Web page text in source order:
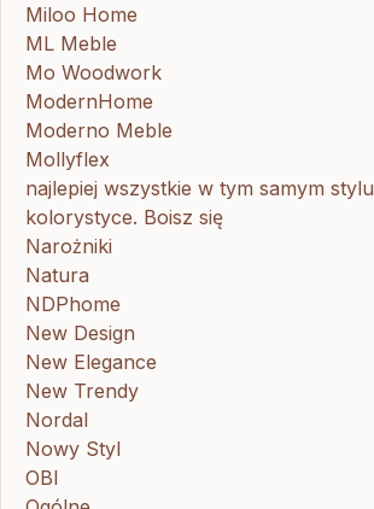
Miloo Home
ML Meble
Mo Woodwork
ModernHome
Moderno Meble
Mollyflex
najlepiej wszystkie w tym samym
kolorystyce. Boisz się
Narożniki
Natura
NDPhome
New Design
New Elegance
New Trendy
Nordal
Nowy Styl
OBI